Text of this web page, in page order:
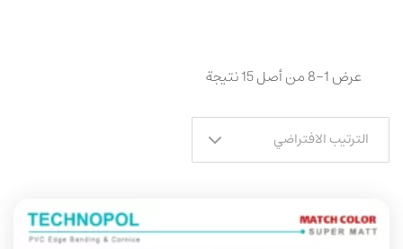
عرض 1–8 من أصل 15 نتيجة
الترتيب الافتراضي